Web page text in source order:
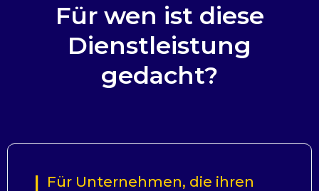
Für wen ist diese
Dienstleistung
gedacht?
Für Unternehmen, die ihren